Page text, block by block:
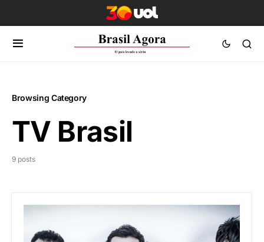
Browsing Category
TV Brasil
9 posts